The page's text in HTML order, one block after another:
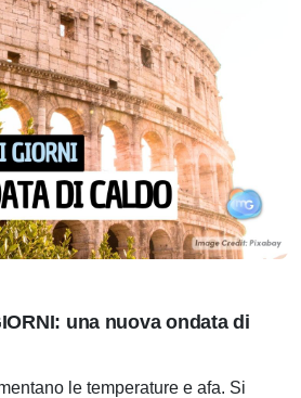
una nuova ondata di
le temperature e afa. Si